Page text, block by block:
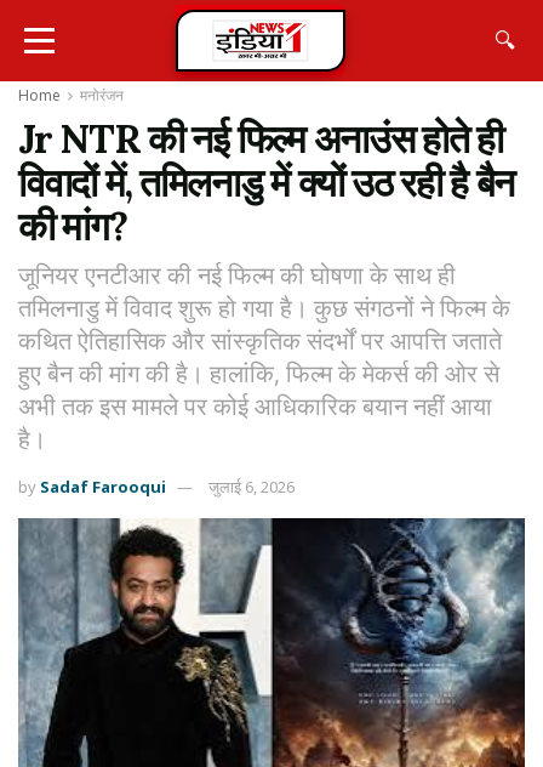
🔍
Home मनोरंजन
Jr NTR की नई फिल्म अनाउंस होते ही
विवादों में, तमिलनाडु में क्यों उठ रही है बैन
की मांग?
जूनियर एनटीआर की नई फिल्म की घोषणा के साथ ही
तमिलनाडु में विवाद शुरू हो गया है। कुछ संगठनों ने फिल्म के
कथित ऐतिहासिक और सांस्कृतिक संदर्भों पर आपत्ति जताते
हुए बैन की मांग की है। हालांकि, फिल्म के मेकर्स की ओर से
अभी तक इस मामले पर कोई आधिकारिक बयान नहीं आया
है।
by Sadaf Farooqui जुलाई 6, 2026